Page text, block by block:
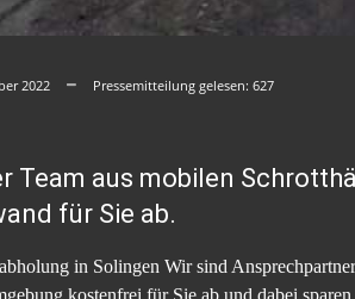
2022 Pressemitteilung gelesen: 627
Team aus mobilen
für Sie ab.
in Solingen Wir sind
kostenfrei für Sie ab und dabei